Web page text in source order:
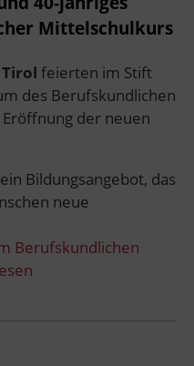
Mittelschulkurs
Tirol feierten im Stift
des Berufskundlichen
der neuen
Bildungsangebot, das
neue
Berufskundlichen